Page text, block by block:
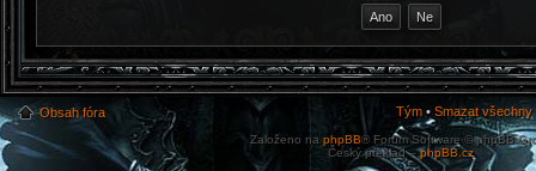
Obsah fóra Tým • Smazat
Založeno na phpBB® Forum Software © phpBB
Český překlad –phpBB.cz